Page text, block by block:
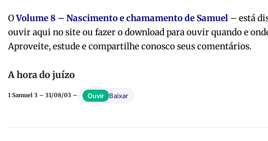
OVolume 8 – Nascimento e chamamento de Samuel – está
ouviraqui no site ou fazer o download para ouvir quando e
Aproveite, estude e compartilhe conosco seus comentários.
A hora do juízo
1 Samuel 3 – 31/08/03 – Ouvir Baixar